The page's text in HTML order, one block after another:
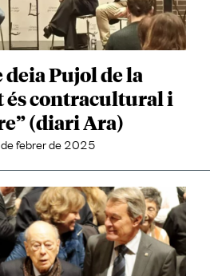
deia Pujol de la
és contracultural i
(diari Ara)
febrer de 2025